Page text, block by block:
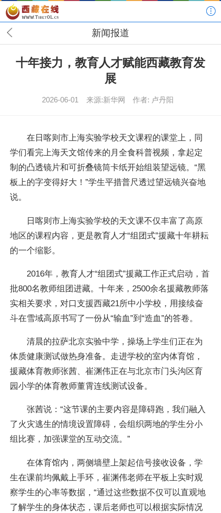
新闻报道
十年接力，教育人才赋能西藏教育发
展
2026-06-01 来源:新华网 作者: 卢丹阳
在日喀则市上海实验学校天文课程的课堂上，同
学们看完上海天文馆传来的月全食科普视频，拿起定
制的凸透镜片和可折叠镜筒卡纸开始组装望远镜。“黑
板上的字变得好大！”学生平措普尺透过望远镜兴奋地
说。
日喀则市上海实验学校的天文课不仅丰富了高原
地区的课程内容，更是教育人才“组团式”援藏十年耕耘
的一个缩影。
2016年，教育人才“组团式”援藏工作正式启动，首
批800名教师组团进藏。十年来，2500余名援藏教师落
实相关要求，对口支援西藏21所中小学校，用接续奋
斗在雪域高原书写了一份从“输血”到“造血”的答卷。
清晨的拉萨北京实验中学，操场上学生们正在为
体质健康测试做热身准备。走进学校的室内体育馆，
援藏体育教师张茜、崔渊伟正在与北京市门头沟区育
园小学的体育教师董霄连线测试设备。
张茜说：“这节课的主要内容是障碍跑，我们融入
了火灾逃生的情境设置障碍，会组织两地的学生分小
组比赛，加强课堂的互动交流。”
在体育馆内，两侧墙壁上架起信号接收设备，学
生在课前均佩戴上手环，崔渊伟老师在平板上实时观
察学生的心率等数据，“通过这些数据不仅可以直观地
了解学生的身体状态，课后老师也可以根据实际情况